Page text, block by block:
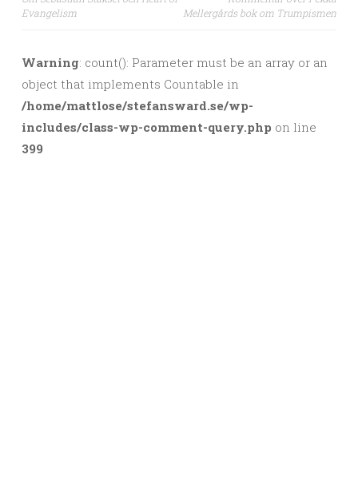
Post navigation
Evangelism
Mellergårds bok om Trumpismen
Warning: count(): Parameter must be an array or an
object that implements Countable in
/home/mattlose/stefansward.se/wp-
includes/class-wp-comment-query.php on line
399